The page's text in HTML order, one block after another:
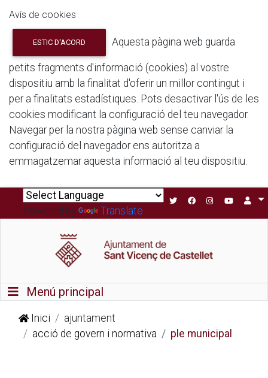
Avís de cookies
ESTIC D'ACORD Aquesta pàgina web guarda
petits fragments d'informació (cookies) al vostre
dispositiu amb la finalitat d'oferir un millor contingut i
per a finalitats estadístiques. Pots desactivar l'ús de les
cookies modificant la configuració del teu navegador.
Navegar per la nostra pàgina web sense canviar la
configuració del navegador ens autoritza a
emmagatzemar aquesta informació al teu dispositiu.
Powered by Translate
Commutador de navegació
Menú principal
Inici
ajuntament
acció de govern i normativa
ple municipal